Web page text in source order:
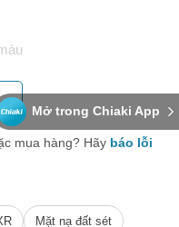
Mở trong Chiaki App
dán vào bề mặt của sản
đối diện còn lại và dán
mua hàng? Hãy báo lỗi
Mặt nạ đất sét